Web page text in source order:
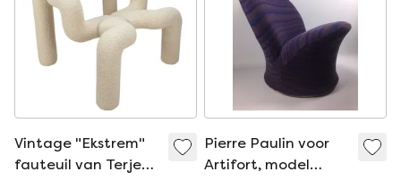
Vintage "Ekstrem"
fauteuil van Terje
Pierre Paulin voor
Artifort, model